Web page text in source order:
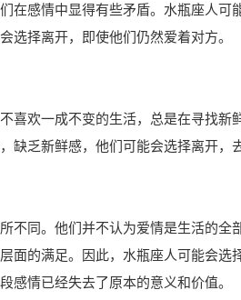
在感情中显得有些矛盾。水瓶座人可
选择离开，即使他们仍然爱着对方。
喜欢一成不变的生活，总是在寻找新
缺乏新鲜感，他们可能会选择离开，
不同。他们并不认为爱情是生活的全
面的满足。因此，水瓶座人可能会选
感情已经失去了原本的意义和价值。